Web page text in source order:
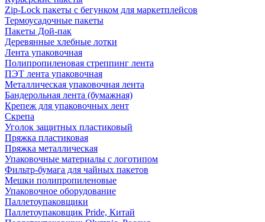
Zip-Lock пакеты с бегунком для маркетплейсов
Термоусадочные пакеты
Пакеты Дой-пак
Деревянные хлебные лотки
Лента упаковочная
Полипропиленовая стреппинг лента
ПЭТ лента упаковочная
Металлическая упаковочная лента
Бандерольная лента (бумажная)
Крепеж для упаковочных лент
Скрепа
Уголок защитных пластиковый
Пряжка пластиковая
Пряжка металлическая
Упаковочные материалы с логотипом
Фильтр-бумага для чайных пакетов
Мешки полипропиленовые
Упаковочное оборудование
Паллетоупаковщики
Паллетоупаковщик Pride, Китай